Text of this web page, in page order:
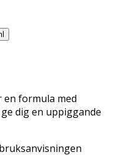
en formula med
dig en uppiggande